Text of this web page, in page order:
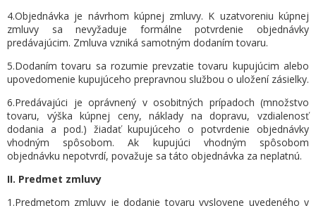
4.Objednávka je návrhom kúpnej zmluvy. K uzatvoreniu kúpnej
zmluvy sa nevyžaduje formálne potvrdenie objednávky
predávajúcim. Zmluva vzniká samotným dodaním tovaru.
5.Dodaním tovaru sa rozumie prevzatie tovaru kupujúcim alebo
upovedomenie kupujúceho prepravnou službou o uložení zásielky.
6.Predávajúci je oprávnený v osobitných prípadoch (množstvo
tovaru, výška kúpnej ceny, náklady na dopravu, vzdialenosť
dodania a pod.) žiadať kupujúceho o potvrdenie objednávky
vhodným spôsobom. Ak kupujúci vhodným spôsobom
objednávku nepotvrdí, považuje sa táto objednávka za neplatnú.
II. Predmet zmluvy
1.Predmetom zmluvy je dodanie tovaru vyslovene uvedeného v